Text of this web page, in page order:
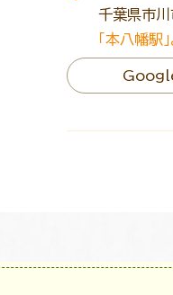
千葉県市
「本八幡駅